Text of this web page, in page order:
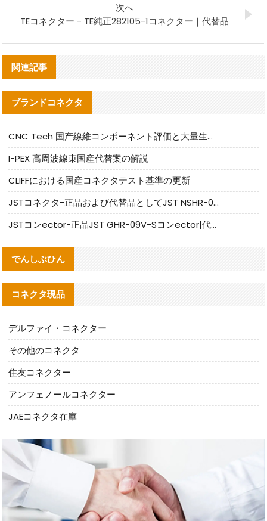
次へ
TEコネクター - TE純正282105-1コネクター｜代替品
関連記事
ブランドコネクタ
CNC Tech 国产線維コンポーネント評価と大量生産適合ガイド
I-PEX 高周波線束国産代替案の解説
CLIFFにおける国産コネクタテスト基準の更新
JSTコネクタ-正品および代替品としてJST NSHR-02V-Sコネクタを提供します
JSTコンector-正品JST GHR-09V-Sコンector|代替品提供
でんしぶひん
コネクタ現品
デルファイ・コネクター
その他のコネクタ
住友コネクター
アンフェノールコネクター
JAEコネクタ在庫